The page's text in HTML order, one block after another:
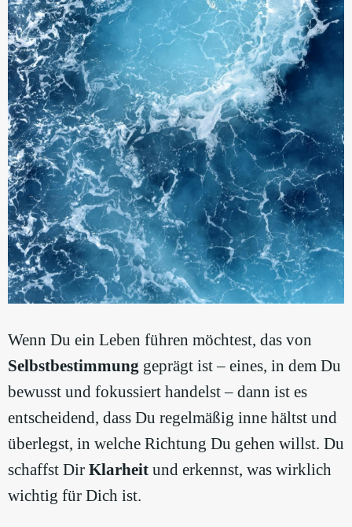
Wenn Du ein Leben führen möchtest, das von
Selbstbestimmung geprägt ist – eines, in dem Du
bewusst und fokussiert handelst – dann ist es
entscheidend, dass Du regelmäßig inne hältst und
überlegst, in welche Richtung Du gehen willst. Du
schaffst Dir Klarheit und erkennst, was wirklich
wichtig für Dich ist.